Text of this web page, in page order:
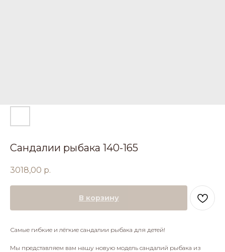
Сандалии рыбака 140-165
3018,00 р.
В корзину
Самые гибкие и лёгкие сандалии рыбака для детей!
Мы представляем вам нашу новую модель сандалий рыбака из